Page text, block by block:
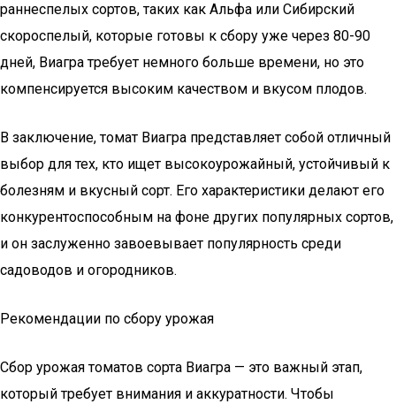
раннеспелых сортов, таких как Альфа или Сибирский
скороспелый, которые готовы к сбору уже через 80-90
дней, Виагра требует немного больше времени, но это
компенсируется высоким качеством и вкусом плодов.
В заключение, томат Виагра представляет собой отличный
выбор для тех, кто ищет высокоурожайный, устойчивый к
болезням и вкусный сорт. Его характеристики делают его
конкурентоспособным на фоне других популярных сортов,
и он заслуженно завоевывает популярность среди
садоводов и огородников.
Рекомендации по сбору урожая
Сбор урожая томатов сорта Виагра — это важный этап,
который требует внимания и аккуратности. Чтобы